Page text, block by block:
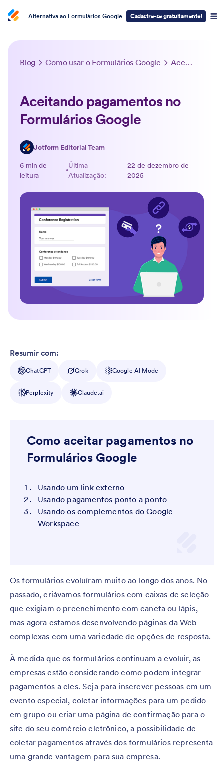
Alternativa ao Formulários Google Cadastre-se gratuitamente!
Blog Como usar o Formulários Google Aceitando pagamentos no Formulários Google
Aceitando pagamentos no
Formulários Google
Jotform Editorial Team
6 min de
leitura
Última
Atualização:
22 de dezembro de
2025
Resumir com:
ChatGPT Grok Google AI Mode
Perplexity Claude.ai
Como aceitar pagamentos no
Formulários Google
Usando um link externo
Usando pagamentos ponto a ponto
Usando os complementos do Google
Workspace
Os formulários evoluíram muito ao longo dos anos. No
passado, criávamos formulários com caixas de seleção
que exigiam o preenchimento com caneta ou lápis,
mas agora estamos desenvolvendo páginas da Web
complexas com uma variedade de opções de resposta.
À medida que os formulários continuam a evoluir, as
empresas estão considerando como podem integrar
pagamentos a eles. Seja para inscrever pessoas em um
evento especial, coletar informações para um pedido
em grupo ou criar uma página de confirmação para o
site do seu comércio eletrônico, a possibilidade de
coletar pagamentos através dos formulários representa
uma grande vantagem para sua empresa.